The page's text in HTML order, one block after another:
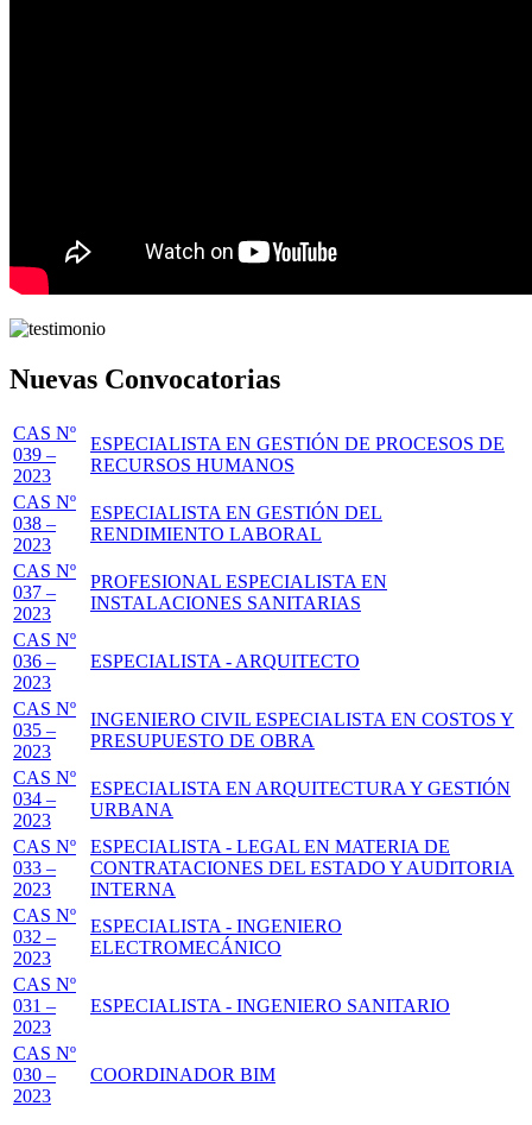
Nuevas Convocatorias
CAS Nº
039 –
2023
ESPECIALISTA EN GESTIÓN DE PROCESOS DE
RECURSOS HUMANOS
CAS Nº
038 –
2023
ESPECIALISTA EN GESTIÓN DEL
RENDIMIENTO LABORAL
CAS Nº
037 –
2023
PROFESIONAL ESPECIALISTA EN
INSTALACIONES SANITARIAS
CAS Nº
036 –
2023
ESPECIALISTA - ARQUITECTO
CAS Nº
035 –
2023
INGENIERO CIVIL ESPECIALISTA EN COSTOS Y
PRESUPUESTO DE OBRA
CAS Nº
034 –
2023
ESPECIALISTA EN ARQUITECTURA Y GESTIÓN
URBANA
CAS Nº
033 –
2023
ESPECIALISTA - LEGAL EN MATERIA DE
CONTRATACIONES DEL ESTADO Y AUDITORIA
INTERNA
CAS Nº
032 –
2023
ESPECIALISTA - INGENIERO
ELECTROMECÁNICO
CAS Nº
031 –
2023
ESPECIALISTA - INGENIERO SANITARIO
CAS Nº
030 –
2023
COORDINADOR BIM